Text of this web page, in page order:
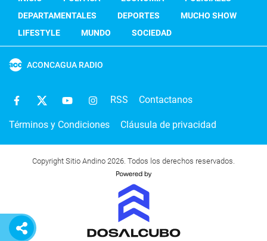
DEPARTAMENTALES
DEPORTES
MUCHO SHOW
LIFESTYLE
MUNDO SOCIEDAD
ACONCAGUA RADIO
RSS Contactanos
Términos y Condiciones Cláusula de privacidad
Copyright Sitio Andino 2026. Todos los derechos reservados.